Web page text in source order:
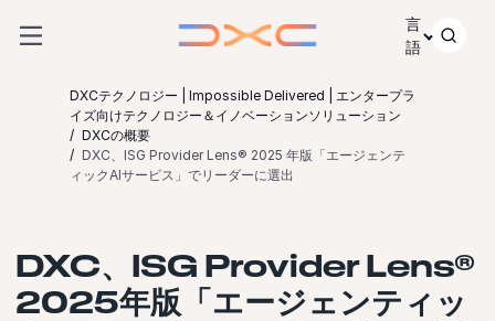
言
語
DXCテクノロジー | Impossible Delivered | エンタープラ
イズ向けテクノロジー＆イノベーションソリューション
DXCの概要
DXC、ISG Provider Lens® 2025 年版「エージェンテ
ィックAIサービス」でリーダーに選出
DXC、ISG Provider Lens®
2025年版「エージェンティッ